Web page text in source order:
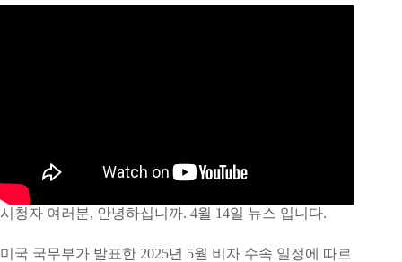
시청자 여러분, 안녕하십니까. 4월 14일 뉴스 입니다.
미국 국무부가 발표한 2025년 5월 비자 수속 일정에 따르